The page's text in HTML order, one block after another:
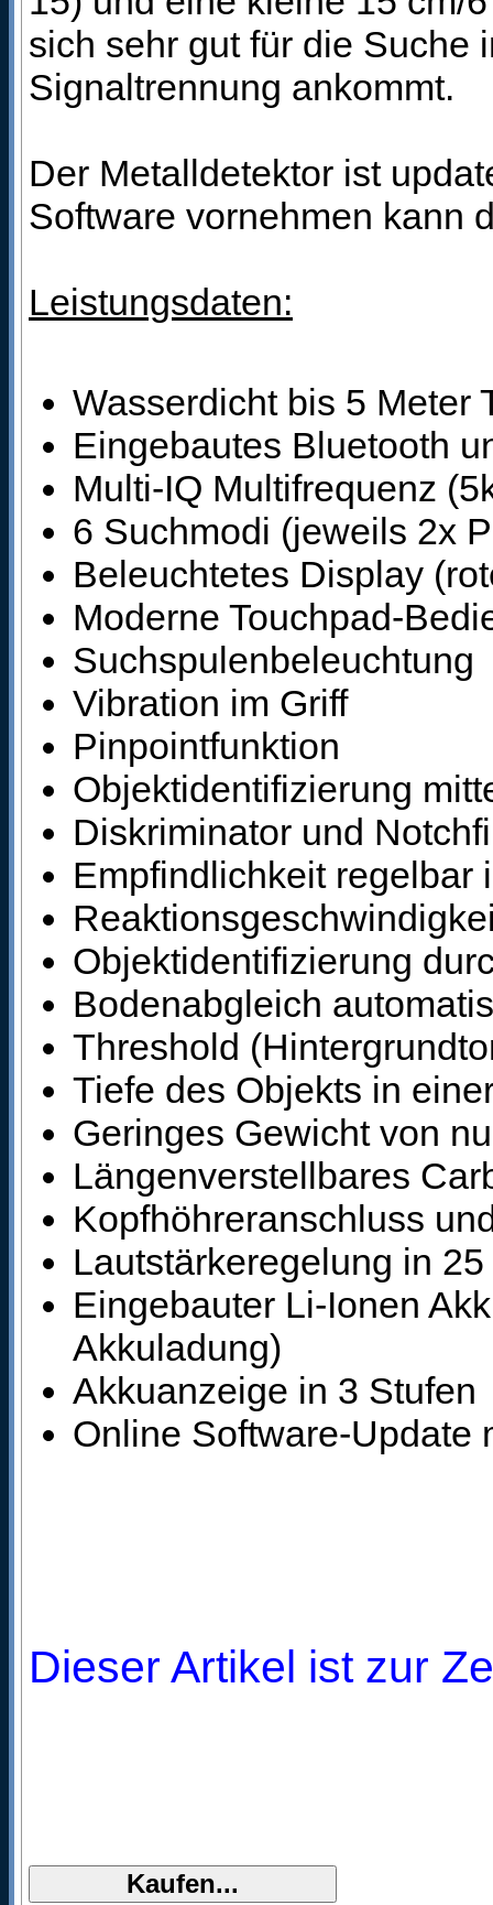
sich sehr gut für die Suche
Signaltrennung ankommt.
Der Metalldetektor ist
Software vornehmen kann
Leistungsdaten:
Wasserdicht bis 5 Meter
Eingebautes Bluetooth
Multi-IQ Multifrequenz
6 Suchmodi (jeweils 2x
Beleuchtetes Display
Moderne Touchpad-
Suchspulenbeleuchtung
Vibration im Griff
Pinpointfunktion
Objektidentifizierung
Diskriminator und
Empfindlichkeit regelbar
Objektidentifizierung
Bodenabgleich
Threshold
Tiefe des Objekts in
Geringes Gewicht von
Längenverstellbares
Kopfhöhreranschluss
Lautstärkeregelung in
Eingebauter Li-Ionen
Akkuladung)
Akkuanzeige in 3 Stufen
Online Software-Update
Dieser Artikel ist zur